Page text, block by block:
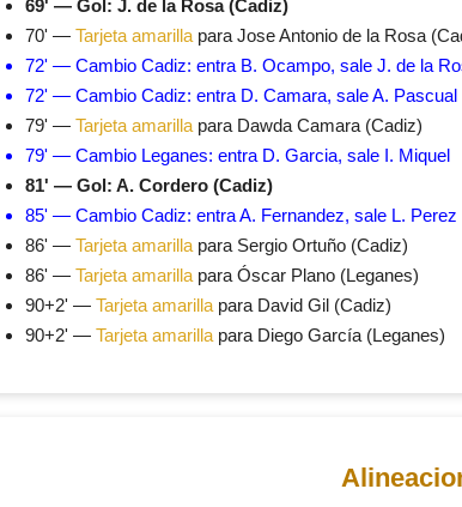
69' — Gol: J. de la Rosa (Cadiz)
70' — Tarjeta amarilla para Jose Antonio de la Rosa
72' — Cambio Cadiz: entra B. Ocampo, sale J. de la
72' — Cambio Cadiz: entra D. Camara, sale A. Pascual
79' — Tarjeta amarilla para Dawda Camara (Cadiz)
79' — Cambio Leganes: entra D. Garcia, sale I. Miquel
81' — Gol: A. Cordero (Cadiz)
85' — Cambio Cadiz: entra A. Fernandez, sale L. Perez
86' — Tarjeta amarilla para Sergio Ortuño (Cadiz)
86' — Tarjeta amarilla para Óscar Plano (Leganes)
90+2' — Tarjeta amarilla para David Gil (Cadiz)
90+2' — Tarjeta amarilla para Diego García (Leganes)